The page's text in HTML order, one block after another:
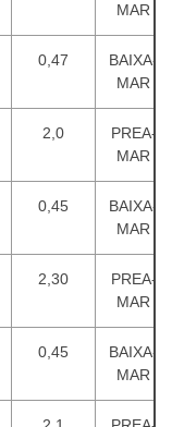
MAR
0,47
BAIXA-
MAR
2,0
PREA-
MAR
0,45
BAIXA-
MAR
2,30
PREA-
MAR
0,45
BAIXA-
MAR